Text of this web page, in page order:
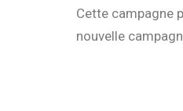
Cette campagne
nouvelle